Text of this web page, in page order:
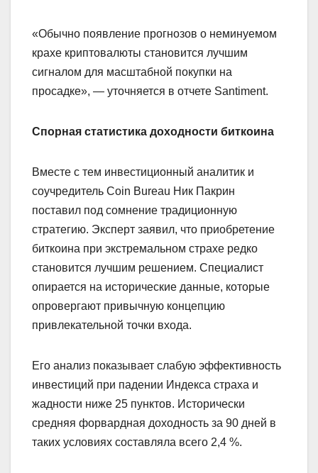
«Обычно появление прогнозов о неминуемом
крахе криптовалюты становится лучшим
сигналом для масштабной покупки на
просадке», — уточняется в отчете Santiment.
Спорная статистика доходности биткоина
Вместе с тем инвестиционный аналитик и
соучредитель Coin Bureau Ник Пакрин
поставил под сомнение традиционную
стратегию. Эксперт заявил, что приобретение
биткоина при экстремальном страхе редко
становится лучшим решением. Специалист
опирается на исторические данные, которые
опровергают привычную концепцию
привлекательной точки входа.
Его анализ показывает слабую эффективность
инвестиций при падении Индекса страха и
жадности ниже 25 пунктов. Исторически
средняя форвардная доходность за 90 дней в
таких условиях составляла всего 2,4 %.